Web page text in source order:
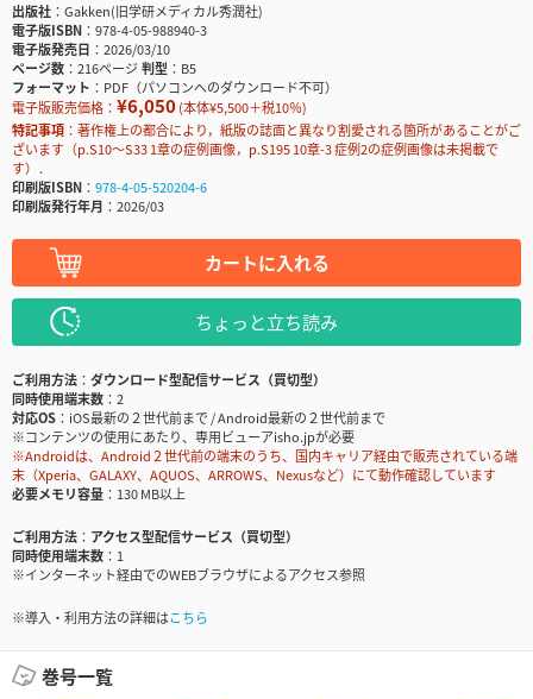
出版社
Gakken(旧学研メディカル秀潤社)
電子版ISBN
978-4-05-988940-3
電子版発売日
2026/03/10
ページ数
216ページ判型
B5
フォーマット
PDF（パソコンへのダウンロード不可）
電子版販売価格： ¥6,050(本体¥5,500＋税10％)
特記事項
著作権上の都合により，紙版の誌面と異なり割愛される箇所があることがご
ざいます（p.S10～S33 1章の症例画像，p.S195 10章-3 症例2の症例画像は未掲載で
す）．
印刷版ISBN
978-4-05-520204-6
印刷版発行年月
2026/03
カートに入れる
ちょっと立ち読み
ご利用方法
ダウンロード型配信サービス（買切型）
同時使用端末数
2
対応OS
iOS最新の２世代前まで / Android最新の２世代前まで
※コンテンツの使用にあたり、専用ビューアisho.jpが必要
※Androidは、Android２世代前の端末のうち、国内キャリア経由で販売されている端
末（Xperia、GALAXY、AQUOS、ARROWS、Nexusなど）にて動作確認しています
必要メモリ容量
130 MB以上
ご利用方法
アクセス型配信サービス（買切型）
同時使用端末数
1
※インターネット経由でのWEBブラウザによるアクセス参照
※導入・利用方法の詳細はこちら
巻号一覧